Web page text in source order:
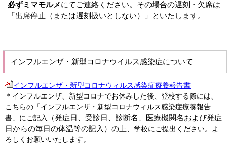
必ずミマモルメにてご連絡ください。その場合の遅刻・欠席は
「出席停止（または遅刻扱いとしない）」といたします。
インフルエンザ・新型コロナウイルス感染症について
インフルエンザ・新型コロナウィルス感染症療養報告書
＊インフルエンザ、新型コロナでお休みした後、登校する際には、
こちらの「インフルエンザ・新型コロナウィルス感染症療養報告
書」にご記入（発症日、受診日、診断名、医療機関名および発症
日からの毎日の体温等の記入）の上
、学校にご提出ください。よ
ろしくお願いいたします。